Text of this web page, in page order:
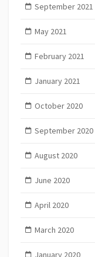
September 2021
May 2021
February 2021
January 2021
October 2020
September 2020
August 2020
June 2020
April 2020
March 2020
January 2020